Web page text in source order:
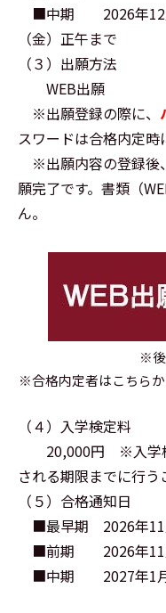
■中期 2026年12月
（金）正午まで
（３）出願方法
WEB出願
※出願登録の際に、
スワードは合格内定時
※出願内容の登録後
願完了です。書類（
ん。
※後
※合格内定者はこちらか
（４）入学検定料
20,000円 ※入学検
される期限までに行う
（５）合格通知日
■最早期 2026年11
■前期 2026年11月
■中期 2027年1月